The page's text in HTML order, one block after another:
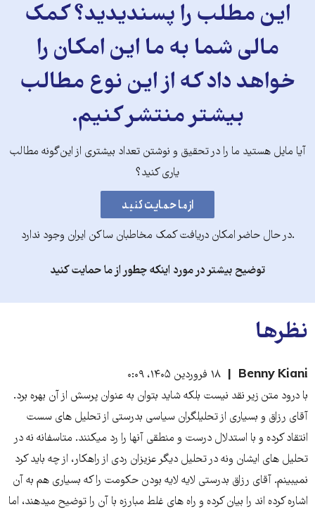
این مطلب را پسندیدید؟ کمک
مالی شما به ما این امکان را
خواهد داد که از این نوع مطالب
بیشتر منتشر کنیم.
آیا مایل هستید ما را در تحقیق و نوشتن تعداد بیشتری از این‌گونه مطالب
یاری کنید؟
.در حال حاضر امکان دریافت کمک مخاطبان ساکن ایران وجود ندارد
توضیح بیشتر در مورد اینکه چطور از ما حمایت کنید
نظرها
Benny Kiani
۱۸ فروردین ۱۴۰۵، ۰:۰۹
با درود متن زیر نقد نیست بلکه شاید بتوان به عنوان پرسش از آن بهره برد.
آقای رزاق و بسیاری از تحلیلگران سیاسی بدرستی از تحلیل های سست
انتقاد کرده و با استدلال درست و منطقی آنها را رد میکنند. متاسفانه نه در
تحلیل های ایشان ونه در تحلیل دیگر عزیزان ردی از راهکار، از چه باید کرد
نمیبینم. آقای رزاق بدرستی لایه لایه بودن حکومت را که بسیاری هم به آن
اشاره کرده اند را بیان کرده و راه های غلط مبارزه با آن را توضیح میدهند، اما